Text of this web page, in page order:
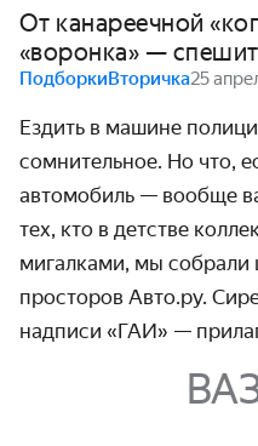
От канареечной
«воронка» —
ПодборкиВторичка25
Ездить в машине
сомнительное. Но что,
автомобиль — вообще
тех, кто в детстве
мигалками, мы собрали
просторов Авто.ру.
надписи «ГАИ» —